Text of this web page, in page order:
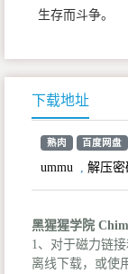
生存而斗争。
下载地址
熟肉 百度网盘
ummu
解压密
黑猩猩学院
1、对于磁力链
离线下载，或使